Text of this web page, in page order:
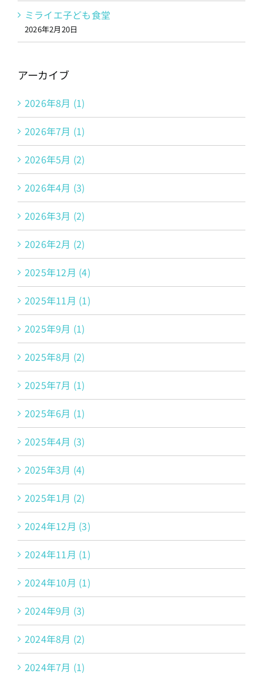
ミライエ子ども食堂
2026年2月20日
アーカイブ
2026年8月 (1)
2026年7月 (1)
2026年5月 (2)
2026年4月 (3)
2026年3月 (2)
2026年2月 (2)
2025年12月 (4)
2025年11月 (1)
2025年9月 (1)
2025年8月 (2)
2025年7月 (1)
2025年6月 (1)
2025年4月 (3)
2025年3月 (4)
2025年1月 (2)
2024年12月 (3)
2024年11月 (1)
2024年10月 (1)
2024年9月 (3)
2024年8月 (2)
2024年7月 (1)